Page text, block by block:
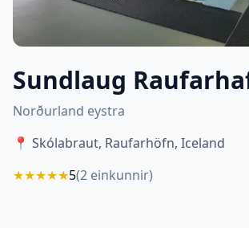
Sundlaug
Norðurland eystra
📍 Skólabraut, Raufarhöfn, Iceland
★★★★★5(2 einkunnir)